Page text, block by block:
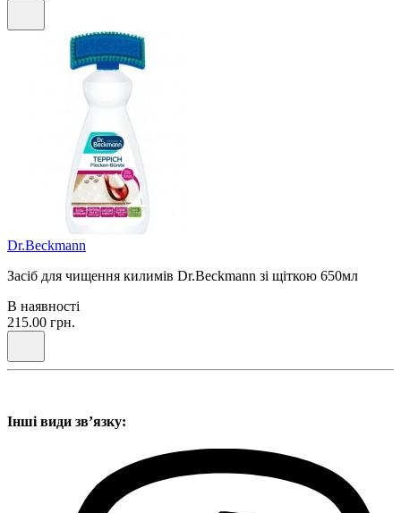
Dr.Beckmann
Засіб для чищення килимів Dr.Beckmann зі щіткою 650мл
В наявності
215.00 грн.
Інші види звʼязку: